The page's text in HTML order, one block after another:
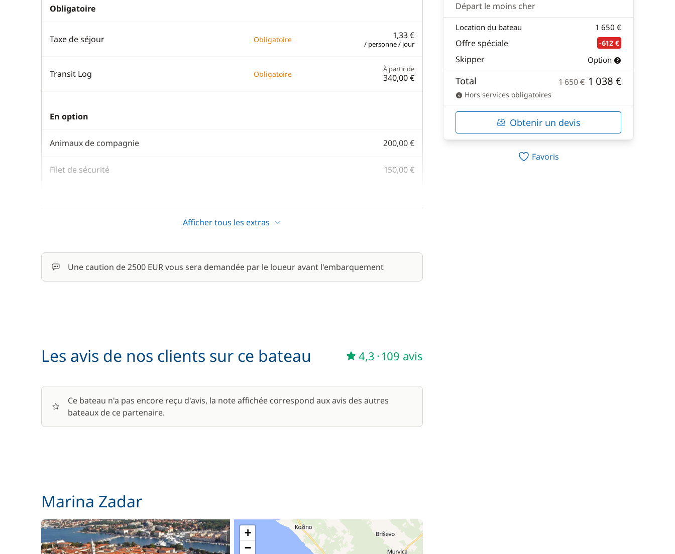
Obligatoire
Taxe de séjour Obligatoire 1,33 €
/ personne / jour
Transit Log Obligatoire
À partir de
340,00 €
En option
Animaux de compagnie 200,00 €
Filet de sécurité 150,00 €
Skipper (repas non inclus) 200,00 €
Afficher tous les extras
Une caution de 2500 EUR vous sera demandée par le loueur avant l'embarquement
Les avis de nos clients sur ce bateau 4,3 ·109 avis
Ce bateau n'a pas encore reçu d'avis, la note affichée correspond aux avis des autres
bateaux de ce partenaire.
Marina Zadar
+
−
Départ le moins cher
Location du bateau 1 650 €
Offre spéciale -612 €
Skipper Option
Total 1 650 €1 038 €
Hors services obligatoires
Obtenir un devis
Favoris